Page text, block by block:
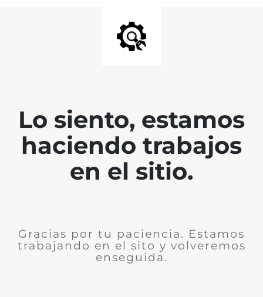
Lo siento, estamos
haciendo trabajos
en el sitio.
Gracias por tu paciencia. Estamos
trabajando en el sito y volveremos
enseguida.